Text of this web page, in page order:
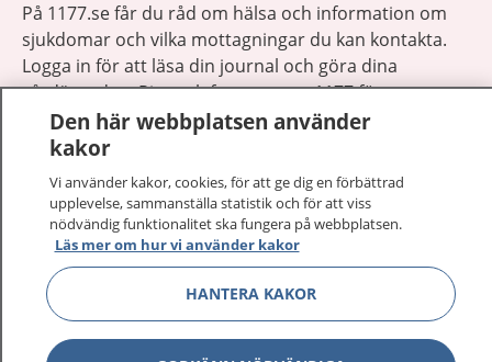
På 1177.se får du råd om hälsa och information om
sjukdomar och vilka mottagningar du kan kontakta.
Logga in för att läsa din journal och göra dina
vårdärenden. Ring telefonnummer 1177 för
sjukvårdsrådgivning dygnet runt.
1177 ger dig råd när du vill må bättre.
1177 på flera språk Visa
Om 1177 Visa
Den här webbplatsen använder
kakor
Vi använder kakor, cookies, för att ge dig en förbättrad
upplevelse, sammanställa statistik och för att viss
nödvändig funktionalitet ska fungera på webbplatsen.
Läs mer om hur vi använder kakor
HANTERA KAKOR